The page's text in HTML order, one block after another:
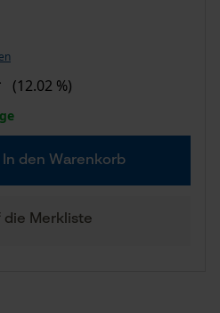
(12.02 %)
In den Warenkorb
die Merkliste